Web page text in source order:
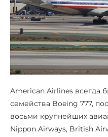
American Airlines всегда
семейства Boeing 777,
восьми крупнейших
Nippon Airways, British